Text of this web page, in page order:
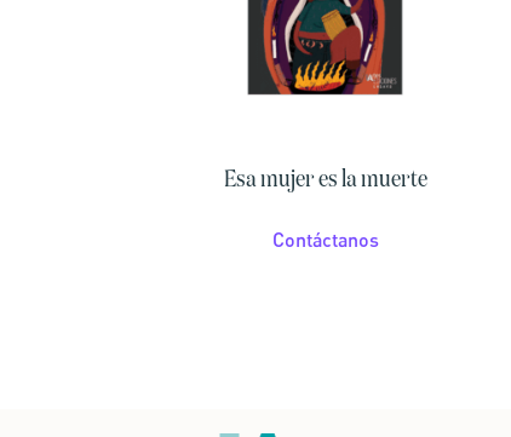
Esa mujer es la muerte
Contáctanos